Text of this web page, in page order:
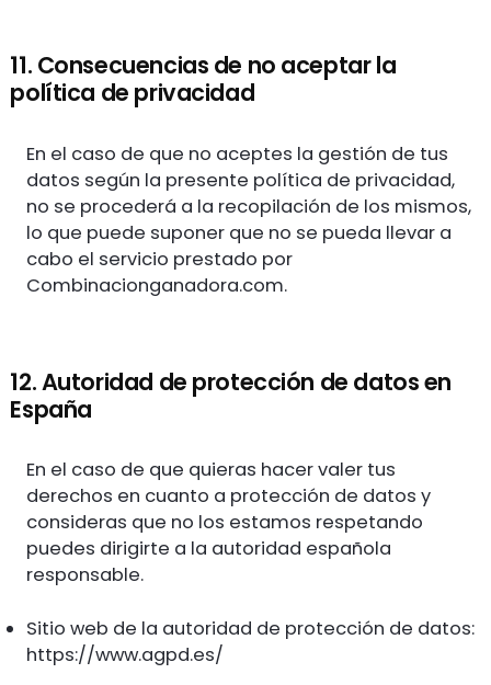
11. Consecuencias de no aceptar la
política de privacidad
En el caso de que no aceptes la gestión de tus
datos según la presente política de privacidad,
no se procederá a la recopilación de los mismos,
lo que puede suponer que no se pueda llevar a
cabo el servicio prestado por
Combinacionganadora.com.
12. Autoridad de protección de datos en
España
En el caso de que quieras hacer valer tus
derechos en cuanto a protección de datos y
consideras que no los estamos respetando
puedes dirigirte a la autoridad española
responsable.
Sitio web de la autoridad de protección de datos:
https://www.agpd.es/